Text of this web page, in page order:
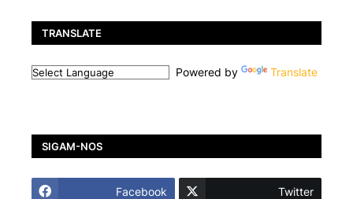
TRANSLATE
Powered by Translate
SIGAM-NOS
Facebook Twitter